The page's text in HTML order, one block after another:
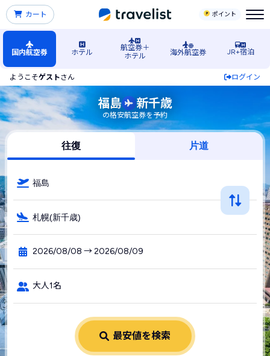
ポイント
カート
国内航空券 ホテル
航空券＋
ホテル
海外航空券 JR+宿泊
ようこそゲストさん ログイン
福島空港発→札幌（新千歳）空港行きの格安航空券・飛行機
福島 新千歳
の格安航空券を予約
往復 片道
福島
札幌(新千歳)
2026/08/08 → 2026/08/09
大人1名
最安値を検索